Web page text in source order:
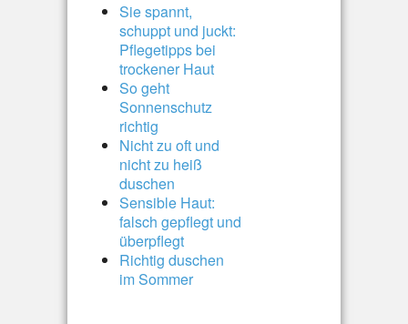
Sie spannt,
schuppt und juckt:
Pflegetipps bei
trockener Haut
So geht
Sonnenschutz
richtig
Nicht zu oft und
nicht zu heiß
duschen
Sensible Haut:
falsch gepflegt und
überpflegt
Richtig duschen
im Sommer